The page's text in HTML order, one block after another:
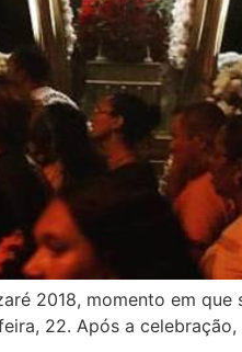
2018, momento em que
22. Após a celebração,